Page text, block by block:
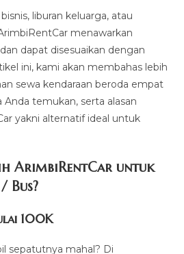
liburan keluarga, atau
menawarkan
dapat disesuaikan dengan
ini, kami akan membahas lebih
sewa kendaraan beroda empat
temukan, serta alasan
yakni alternatif ideal untuk
ArimbiRentCar untuk
Bus?
100K
sepatutnya mahal? Di